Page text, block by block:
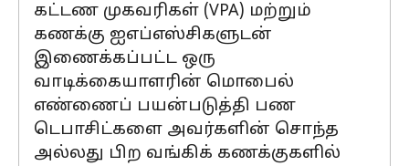
கட்டண முகவரிகள் (VPA) மற்றும்
கணக்கு ஐஎப்எஸ்சிகளுடன்
இணைக்கப்பட்ட ஒரு
வாடிக்கையாளரின் மொபைல்
எண்ணைப் பயன்படுத்தி பண
டெபாசிட்களை அவர்களின் சொந்த
அல்லது பிற வங்கிக் கணக்குகளில்